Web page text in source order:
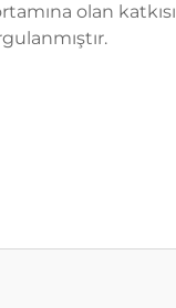
olan katkısı